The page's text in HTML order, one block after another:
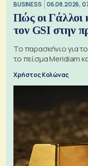
BUSINESS 06.08.2026,
Πώς οι
τον GSI στην
Το παρασκήνιο για
το πείσμα Meridiam
Χρήστος Κολώνας